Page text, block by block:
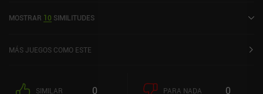
Store.
MOSTRAR 10 SIMILITUDES
MÁS JUEGOS COMO ESTE
SIMILAR 0 PARA NADA 0